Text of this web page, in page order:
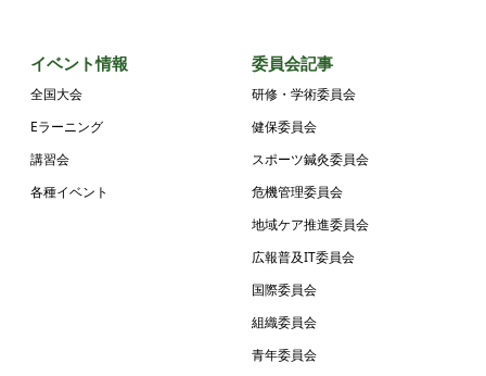
イベント情報
全国大会
Eラーニング
講習会
各種イベント
委員会記事
研修・学術委員会
健保委員会
スポーツ鍼灸委員会
危機管理委員会
地域ケア推進委員会
広報普及IT委員会
国際委員会
組織委員会
青年委員会